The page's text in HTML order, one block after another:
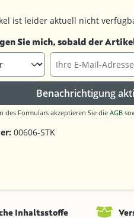
ist leider aktuell nicht
Sie mich, sobald der
Ihre E-Mail-Adresse
Benachrichtigung
des Formulars akzeptieren Sie die AGB
00606-STK
Inhaltsstoffe